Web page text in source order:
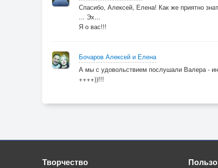
Спасибо, Алексей, Елена! Как же приятно
... Эх...
Я о вас!!!
Бочаров Алексей и Елена
А мы с удовольствием послушали Валера -
++++))!!!
Творчество